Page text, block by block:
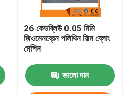
26 কেডব্লিউ 0.05 মিমি
জিওমেনব্রেন পলিথিন ফিল্ম ব্লোং
মেশিন
ভালো দাম